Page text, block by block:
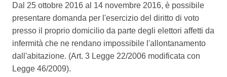
Dal 25 ottobre 2016 al 14 novembre 2016, è possibile
presentare domanda per l'esercizio del diritto di voto
presso il proprio domicilio da parte degli elettori affetti da
infermità che ne rendano impossibile l'allontanamento
dall'abitazione. (Art. 3 Legge 22/2006 modificata con
Legge 46/2009).